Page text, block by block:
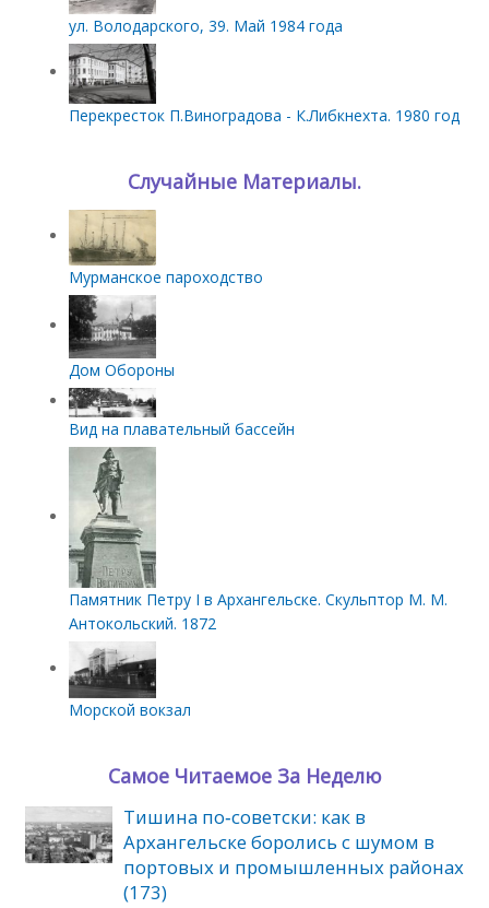
ул. Володарского, 39. Май 1984 года
Перекресток П.Виноградова - К.Либкнехта. 1980 год
Случайные Материалы.
Мурманское пароходство
Дом Обороны
Вид на плавательный бассейн
Памятник Петру I в Архангельске. Скульптор М. М.
Антокольский. 1872
Морской вокзал
Самое Читаемое За Неделю
Тишина по‑советски: как в
Архангельске боролись с шумом в
портовых и промышленных районах
(173)